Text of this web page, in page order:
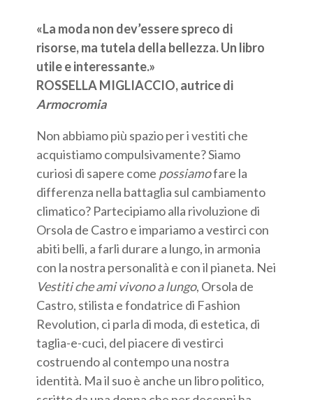
«La moda non dev’essere spreco di
risorse, ma tutela della bellezza. Un libro
utile e interessante.»
ROSSELLA MIGLIACCIO, autrice di
Armocromia
Non abbiamo più spazio per i vestiti che
acquistiamo compulsivamente? Siamo
curiosi di sapere come possiamofare la
differenza nella battaglia sul cambiamento
climatico? Partecipiamo alla rivoluzione di
Orsola de Castro e impariamo a vestirci con
abiti belli, a farli durare a lungo, in armonia
con la nostra personalità e con il pianeta. Nei
Vestiti che ami vivono a lungo, Orsola de
Castro, stilista e fondatrice di Fashion
Revolution, ci parla di moda, di estetica, di
taglia-e-cuci, del piacere di vestirci
costruendo al contempo una nostra
identità. Ma il suo è anche un libro politico,